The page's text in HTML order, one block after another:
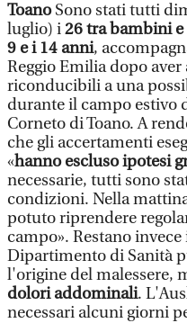
ToanoSono stati tutti
luglio) i26 tra bambini e
9 e i 14 anni,
Reggio Emilia dopo
riconducibili a una
durante il campo estivo
Corneto di Toano. A
che gli accertamenti
«hanno escluso ipotesi
necessarie, tutti sono
condizioni. Nella
potuto riprendere
campo». Restano
Dipartimento di Sanità
l'origine del malessere,
dolori addominali.
necessari alcuni giorni